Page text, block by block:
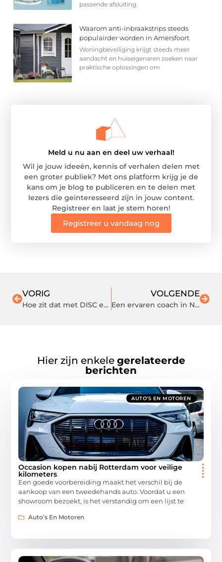
passende afsluiting.
Waarom anti-inbraakstrips steeds
populairder worden in Amersfoort
Woningbeveiliging krijgt steeds meer
aandacht en huiseigenaren zoeken naar
praktische oplossingen om
Meld u nu aan en deel uw verhaal!
Wil je jouw ideeën, kennis of verhalen delen met
een groter publiek? Met ons platform krijg je de
kans om je blog te publiceren en te delen met
lezers die geïnteresseerd zijn in jouw content.
Registreer en laat je stem horen!
Registreer u vandaag nog
VORIG
Hoe zit dat met DISC en fotografie?
VOLGENDE
Een ervaren coach in Nijmegen helpt je verder
Hier zijn enkele gerelateerde
berichten
AUTO’S EN MOTOREN
Occasion kopen nabij Rotterdam voor veilige
kilometers
Een goede voorbereiding maakt het verschil bij de
aankoop van een tweedehands auto. Voordat u een
showroom bezoekt, is het verstandig om een lijst te
Auto’s En Motoren